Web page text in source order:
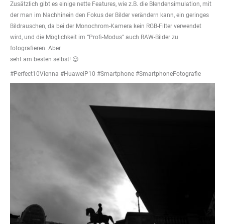
Zusätzlich gibt es einige nette Features, wie z.B. die Blendensimulation, mit
der man im Nachhinein den Fokus der Bilder verändern kann, ein geringes
Bildrauschen, da bei der Monochrom-Kamera kein RGB-Filter verwendet
wird, und die Möglichkeit im “Profi-Modus” auch RAW-Bilder zu
fotografieren. Aber
seht am besten selbst! 😉
#Perfect10Vienna #HuaweiP10 #Smartphone #SmartphoneFotografie